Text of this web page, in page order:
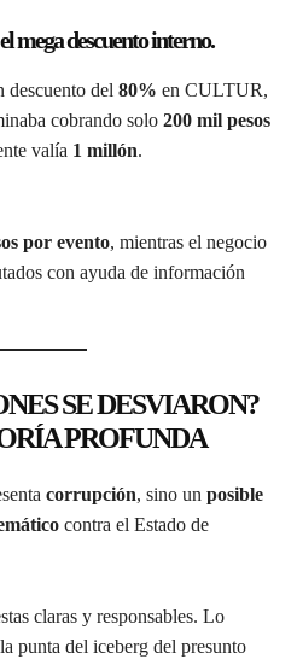
mega descuento interno.
descuento del 80% en CULTUR,
cobrando solo 200 mil pesos
valía 1 millón.
por evento, mientras el negocio
con ayuda de información
SE DESVIARON?
PROFUNDA
corrupción, sino un posible
contra el Estado de
claras y responsables. Lo
punta del iceberg del presunto